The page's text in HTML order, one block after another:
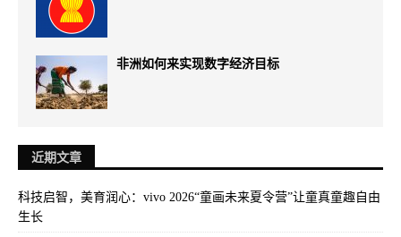
非洲如何来实现数字经济目标
近期文章
科技启智，美育润心：vivo 2026“童画未来夏令营”让童真童趣自由
生长